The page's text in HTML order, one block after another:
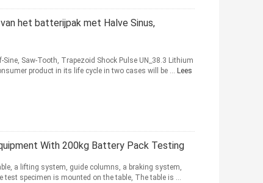
het batterijpak met Halve Sinus,
Saw-Tooth, Trapezoid Shock Pulse UN_38.3 Lithium
product in its life cycle in two cases will be ... Lees
With 200kg Battery Pack Testing
a lifting system, guide columns, a braking system,
specimen is mounted on the table, The table is ...